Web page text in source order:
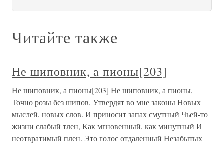
Читайте также
Не шиповник, а пионы[203]
Не шиповник, а пионы[203] Не шиповник, а пионы,
Точно розы без шипов, Утвердят во мне законы Новых
мыслей, новых слов. И приносит запах смутный Чьей-то
жизни слабый тлен, Как мгновенный, как минутный И
неотвратимый плен. Это голос отдаленный Незабытых